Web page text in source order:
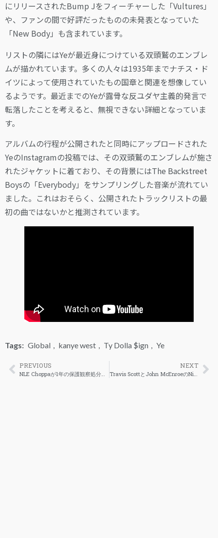
にリリースされたBump Jをフィーチャーした「Vultures」
や、ファンの間で好評だったものの未発表となっていた
「New Body」も含まれています。
リストの隣にはYeが最近身につけている双頭鷲のエンブレ
ムが描かれています。多くの人々は1935年までナチス・ド
イツによって使用されていたもの国章と関連を想像してい
るようです。最近までのYeが露骨な反ユダヤ主義的発言で
転落したことを考えると、無視できない詳細となっていま
す。
アルバムの行程が公開されたと同時にアップロードされた
YeのInstagramの投稿では、その双頭鷲のエンブレムが施さ
れたジャケットに着ており、その背景にはThe Backstreet
Boysの「Everybody」をサンプリングした音楽が流れてい
ました。これはおそらく、公開されたトラックリストの最
初の曲ではないかと推測されています。
Tags: Global , kanye west , Ty Dolla $ign , Ye
PREVIOUS NEXT